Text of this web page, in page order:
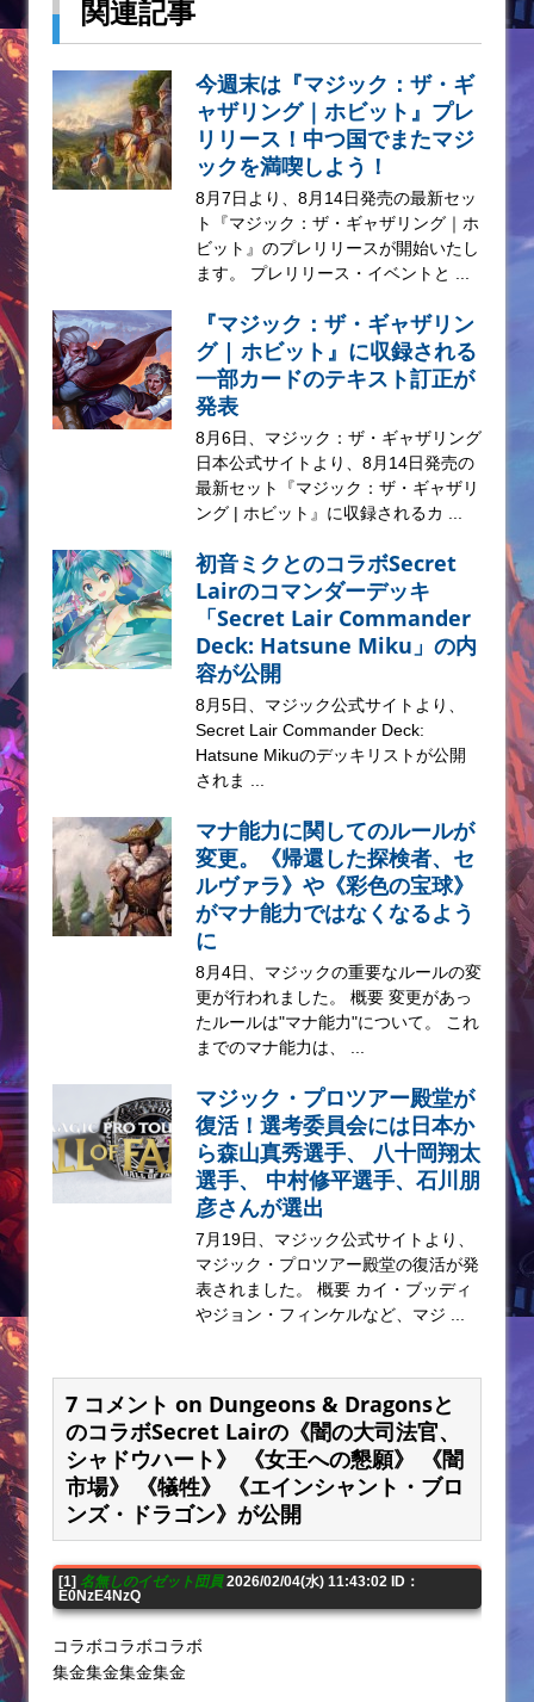
関連記事
今週末は『マジック：ザ・ギ
ャザリング｜ホビット』プレ
リリース！中つ国でまたマジ
ックを満喫しよう！
8月7日より、8月14日発売の最新セッ
ト『マジック：ザ・ギャザリング｜ホ
ビット』のプレリリースが開始いたし
ます。 プレリリース・イベントと ...
『マジック：ザ・ギャザリン
グ | ホビット』に収録される
一部カードのテキスト訂正が
発表
8月6日、マジック：ザ・ギャザリング
日本公式サイトより、8月14日発売の
最新セット『マジック：ザ・ギャザリ
ング | ホビット』に収録されるカ ...
初音ミクとのコラボSecret
Lairのコマンダーデッキ
「Secret Lair Commander
Deck: Hatsune Miku」の内
容が公開
8月5日、マジック公式サイトより、
Secret Lair Commander Deck:
Hatsune Mikuのデッキリストが公開
されま ...
マナ能力に関してのルールが
変更。《帰還した探検者、セ
ルヴァラ》や《彩色の宝球》
がマナ能力ではなくなるよう
に
8月4日、マジックの重要なルールの変
更が行われました。 概要 変更があっ
たルールは"マナ能力"について。 これ
までのマナ能力は、 ...
マジック・プロツアー殿堂が
復活！選考委員会には日本か
ら森山真秀選手、 八十岡翔太
選手、 中村修平選手、石川朋
彦さんが選出
7月19日、マジック公式サイトより、
マジック・プロツアー殿堂の復活が発
表されました。 概要 カイ・ブッディ
やジョン・フィンケルなど、マジ ...
7 コメント on Dungeons & Dragonsと
のコラボSecret Lairの《闇の大司法官、
シャドウハート》 《女王への懇願》 《闇
市場》 《犠牲》 《エインシャント・ブロ
ンズ・ドラゴン》が公開
[1] 名無しのイゼット団員2026/02/04(水) 11:43:02 ID：
E0NzE4NzQ
コラボコラボコラボ
集金集金集金集金